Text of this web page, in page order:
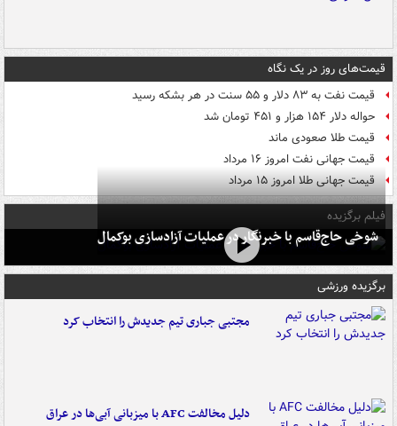
قیمت‌های روز در یک نگاه
قیمت نفت به ۸۳ دلار و ۵۵ سنت در هر بشکه رسید
حواله دلار ۱۵۴ هزار و ۴۵۱ تومان شد
قیمت طلا صعودی ماند
قیمت جهانی نفت امروز ۱۶ مرداد
قیمت جهانی طلا امروز ۱۵ مرداد
فیلم برگزیده
شوخی حاج‌قاسم با خبرنگار در عملیات آزادسازی بوکمال
برگزیده ورزشی
مجتبی جباری تیم جدیدش را انتخاب کرد
دلیل مخالفت AFC با میزبانی آبی‌ها در عراق